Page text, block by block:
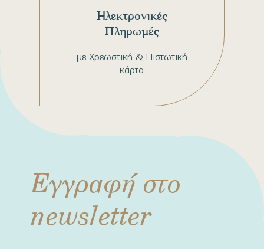
με Χρεωστική & Πιστωτική
κάρτα
Ηλεκτρονικές
Πληρωμές
Εγγραφή στο
newsletter